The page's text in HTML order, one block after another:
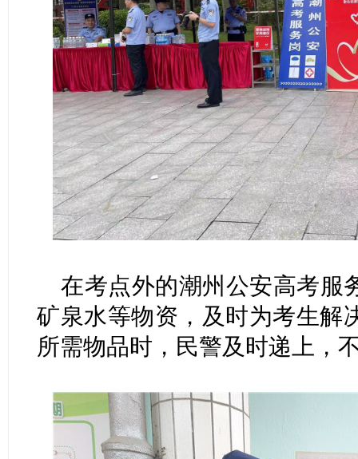
在考点外的潮州公安高考服
矿泉水等物资，及时为考生解
所需物品时，民警及时递上，